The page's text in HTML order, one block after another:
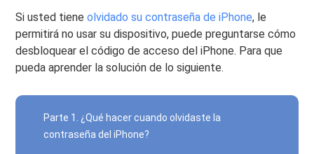
Si usted tieneolvidado su contraseña de iPhone, le
permitirá no usar su dispositivo, puede preguntarse cómo
desbloquear el código de acceso del iPhone. Para que
pueda aprender la solución de lo siguiente.
Parte 1. ¿Qué hacer cuando olvidaste la
contraseña del iPhone?